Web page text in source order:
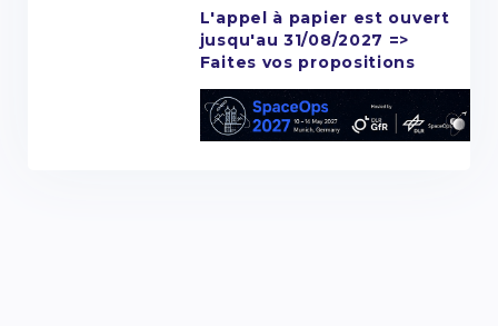
L'appel à papier est ouvert
jusqu'au 31/08/2027 =>
Faites vos propositions